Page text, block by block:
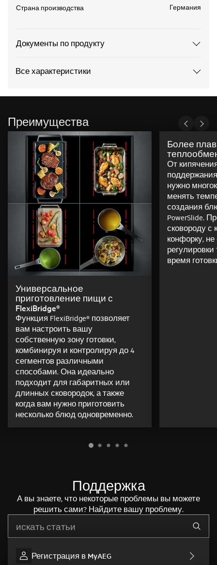
Страна производства Германия
Документы по продукту
Все характеристики
Преимущества
Универсальное
приготовление пищи с
FlexiBridge®
Функция FlexiBridge® позволяет
вам настроить вашу
собственную зону готовки,
комбинируя и контролируя до 4
сегментов различными
способами. Она идеально
подходит для габаритных или
длинных сковородок, а также
когда вам нужно приготовить
несколько блюд одновременно.
Более
От
нужно
менять
создания
PowerSlide.
сковороду с
конфорку,
время
Поддержка
А вы знаете, что некоторые проблемы вы можете
решить сами? Найдите вашу проблему.
Регистрация в MyAEG